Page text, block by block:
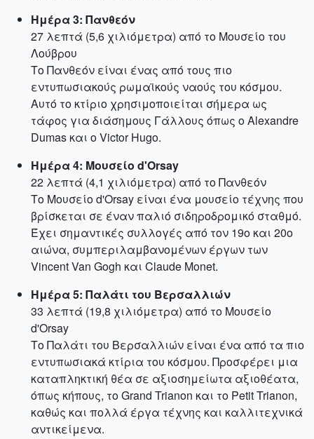
Ημέρα 3: Πανθεόν
27 λεπτά (5,6 χιλιόμετρα) από το Μουσείο του
Λούβρου
Το Πανθεόν είναι ένας από τους πιο
εντυπωσιακούς ρωμαϊκούς ναούς του κόσμου.
Αυτό το κτίριο χρησιμοποιείται σήμερα ως
τάφος για διάσημους Γάλλους όπως ο Alexandre
Dumas και ο Victor Hugo.
Ημέρα 4: Μουσείο d'Orsay
22 λεπτά (4,1 χιλιόμετρα) από το Πανθεόν
Το Μουσείο d'Orsay είναι ένα μουσείο τέχνης που
βρίσκεται σε έναν παλιό σιδηροδρομικό σταθμό.
Έχει σημαντικές συλλογές από τον 19ο και 20ο
αιώνα, συμπεριλαμβανομένων έργων των
Vincent Van Gogh και Claude Monet.
Ημέρα 5: Παλάτι του Βερσαλλιών
33 λεπτά (19,8 χιλιόμετρα) από το Μουσείο
d'Orsay
Το Παλάτι του Βερσαλλιών είναι ένα από τα πιο
εντυπωσιακά κτίρια του κόσμου. Προσφέρει μια
καταπληκτική θέα σε αξιοσημείωτα αξιοθέατα,
όπως κήπους, το Grand Trianon και το Petit Trianon,
καθώς και πολλά έργα τέχνης και καλλιτεχνικά
αντικείμενα.